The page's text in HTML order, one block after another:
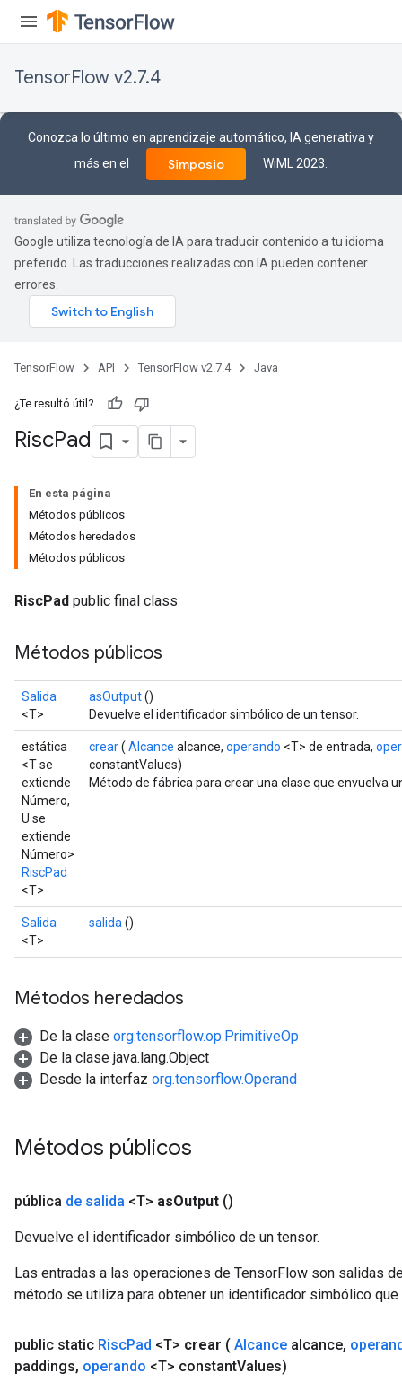
TensorFlow v2.7.4
Conozca lo último en aprendizaje automático, IA generativa y
más en el
Simposio WiML 2023.
Google utiliza tecnología de IA para traducir contenido a tu idioma
preferido. Las traducciones realizadas con IA pueden contener
errores.
TensorFlow API TensorFlow v2.7.4 Java
¿Te resultó útil?
RiscPad
En esta página
Métodos públicos
Métodos heredados
Métodos públicos
RiscPad public final class
Métodos públicos
Salida
<T>
asOutput()
Devuelve el identificador simbólico de un tensor.
estática
<T se
extiende
Número,
U se
extiende
Número>
RiscPad
<T>
crear( Alcance alcance, operando <T> de entrada,
constantValues)
Método de fábrica para crear una clase que envuelva
Salida
<T>
salida ()
Métodos heredados
De la clase org.tensorflow.op.PrimitiveOp
De la clase java.lang.Object
Desde la interfaz org.tensorflow.Operand
Métodos públicos
pública de salida <T> asOutput ()
Devuelve el identificador simbólico de un tensor.
Las entradas a las operaciones de TensorFlow son salidas
método se utiliza para obtener un identificador simbólico
public static RiscPad <T> crear ( Alcance alcance,
paddings, operando <T> constantValues)